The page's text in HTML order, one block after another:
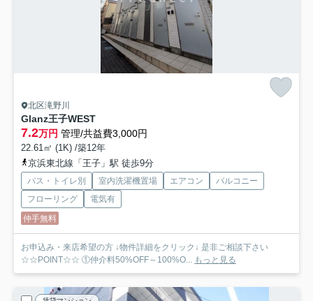
北区滝野川
Glanz王子WEST
7.2万円 管理/共益費3,000円
22.61㎡ (1K) /築12年
京浜東北線「王子」駅 徒歩9分
バス・トイレ別 室内洗濯機置場 エアコン
バルコニー
フローリング
電気有
仲手無料
お申込み・来店希望の方 ↓物件詳細をクリック↓ 是非ご相談下さい
☆☆POINT☆☆ ①仲介料50%OFF～100%O... もっと見る